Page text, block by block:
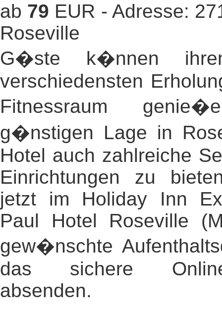
ab 79 EUR - Adresse:
Roseville
G�ste k�nnen
verschiedensten
Fitnessraum
g�nstigen Lage in
Hotel auch zahlreiche
Einrichtungen zu
jetzt im Holiday Inn
Paul Hotel Roseville
gew�nschte
das sichere Online-
absenden.